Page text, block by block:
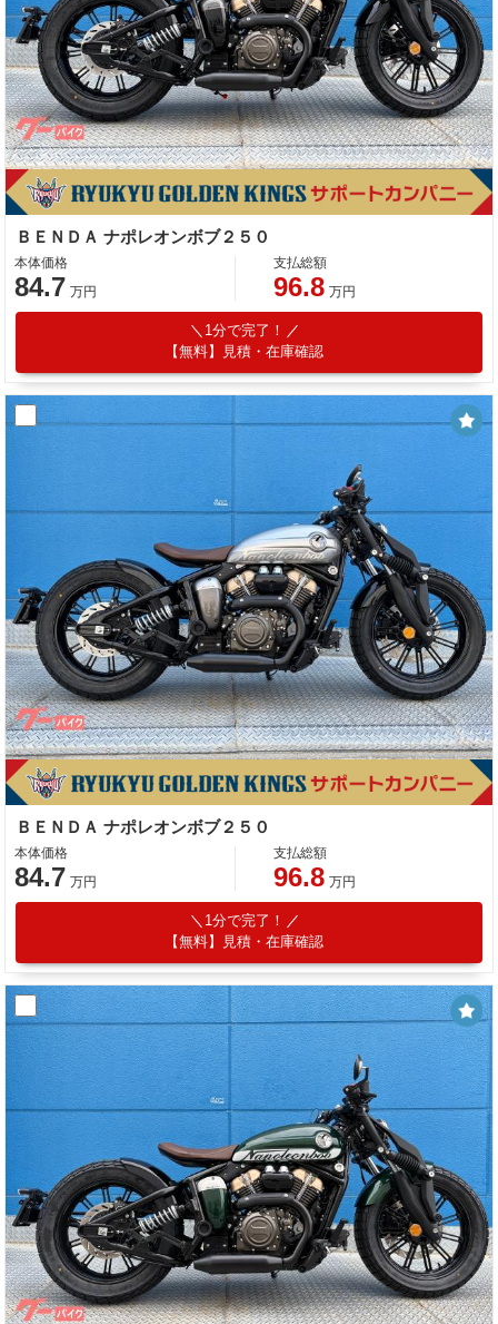
ＢＥＮＤＡ ナポレオンボブ２５０
本体価格
84.7 万円
支払総額
96.8 万円
1分で完了！
【無料】見積・在庫確認
ＢＥＮＤＡ ナポレオンボブ２５０
本体価格
84.7 万円
支払総額
96.8 万円
1分で完了！
【無料】見積・在庫確認